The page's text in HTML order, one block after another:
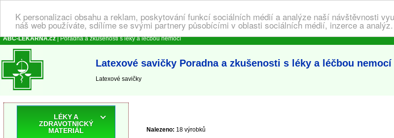
K personalizaci obsahu a reklam, poskytování funkcí sociálních médií a analýze naší návštěvnosti
náš web používáte, sdílíme se svými partnery působícími v oblasti sociálních médií, inzerce a analýz.
ABC-LEKARNA.cz| Poradna a zkušenosti s léky a léčbou nemocí
Latexové savičky Poradna a zkušenosti s léky a léčbou nemocí
Latexové savičky
Nalezeno: 18 výrobků
LÉKY A
ZDRAVOTNICKÝ
MATERIÁL